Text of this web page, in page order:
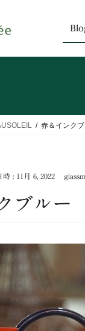
赤＆インク
時 : 11月 6, 2022
ブルー